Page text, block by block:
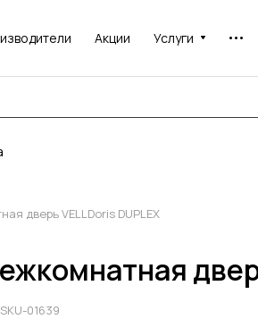
Акции Услуги
дверь VELLDoris DUPLEX
SKU-01639